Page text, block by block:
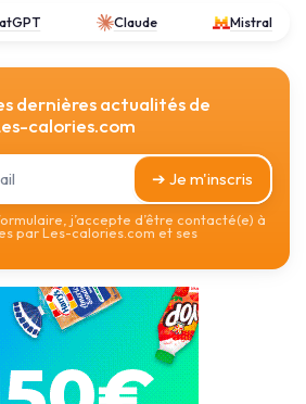
Claude Mistral
dernières actualités de
calories.com
➔ Je m'inscris
j’accepte d’être contacté(e) à
par Les-calories.com et ses